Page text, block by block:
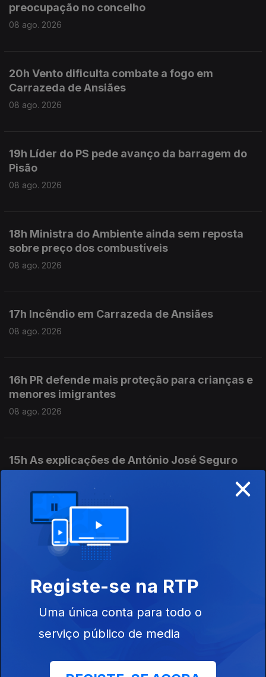
preocupação no concelho
08 ago. 2026
20h Vento dificulta combate a fogo em
Carrazeda de Ansiães
08 ago. 2026
19h Líder do PS pede avanço da barragem do
Pisão
08 ago. 2026
18h Ministra do Ambiente ainda sem reposta
sobre preço dos combustíveis
08 ago. 2026
17h Incêndio em Carrazeda de Ansiães
08 ago. 2026
16h PR defende mais proteção para crianças e
menores imigrantes
08 ago. 2026
15h As explicações de António José Seguro
14h Queda de aeronave faz 1 morto
08 ago. 2026
13h PR: Cooperação e entreajuda são mais
fortes do que egoísmos
12h Aeronave cai no Aeródromo de Portimão.
×
Registe-se na RTP
Uma única conta para todo o
serviço público de media